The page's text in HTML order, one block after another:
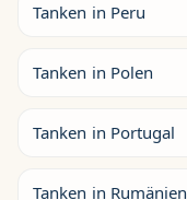
Tanken in Peru
Tanken in Polen
Tanken in Portugal
Tanken in Rumänien